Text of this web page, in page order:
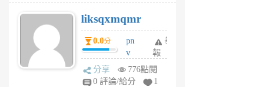
6
個
月
前
liksqxmqmr
0.0分
pn
v
wt
sv
舉
報
分享
776點閱
0 評論/給分
1